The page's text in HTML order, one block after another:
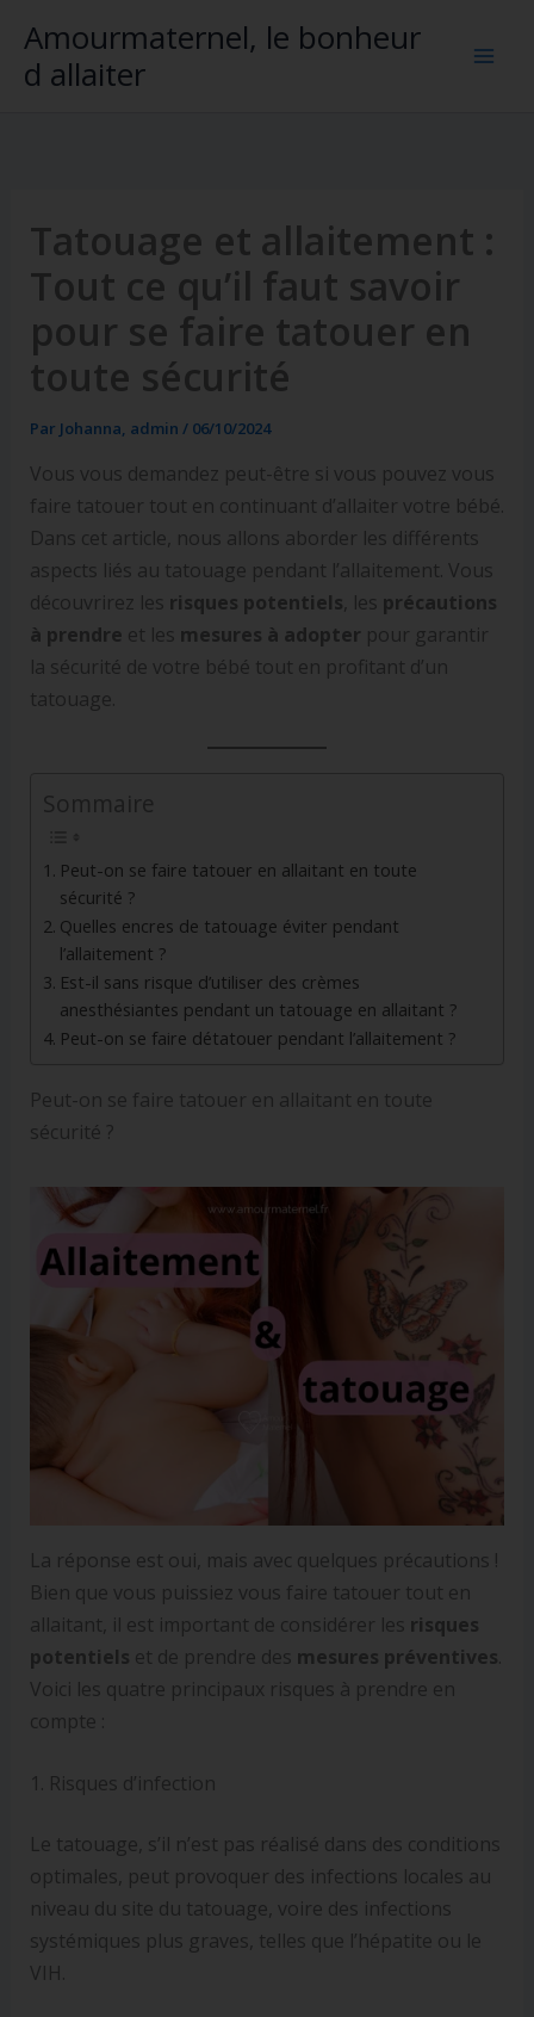
contenu
Amourmaternel, le bonheur
d allaiter
Tatouage et allaitement :
Tout ce qu’il faut savoir
pour se faire tatouer en
toute sécurité
Par Johanna, admin / 06/10/2024
Vous vous demandez peut-être si vous pouvez vous
faire tatouer tout en continuant d’allaiter votre bébé.
Dans cet article, nous allons aborder les différents
aspects liés au tatouage pendant l’allaitement. Vous
découvrirez les risques potentiels , les précautions
à prendre et les mesures à adopter pour garantir
la sécurité de votre bébé tout en profitant d’un
tatouage.
Sommaire
Peut-on se faire tatouer en allaitant en toute
sécurité ?
Quelles encres de tatouage éviter pendant
l’allaitement ?
Est-il sans risque d’utiliser des crèmes
anesthésiantes pendant un tatouage en allaitant ?
Peut-on se faire détatouer pendant l’allaitement ?
Peut-on se faire tatouer en allaitant en toute
sécurité ?
La réponse est oui, mais avec quelques précautions !
Bien que vous puissiez vous faire tatouer tout en
allaitant, il est important de considérer les risques
potentiels et de prendre des mesures préventives.
Voici les quatre principaux risques à prendre en
compte :
1. Risques d’infection
Le tatouage, s’il n’est pas réalisé dans des conditions
optimales, peut provoquer des infections locales au
niveau du site du tatouage, voire des infections
systémiques plus graves, telles que l’hépatite ou le
VIH.